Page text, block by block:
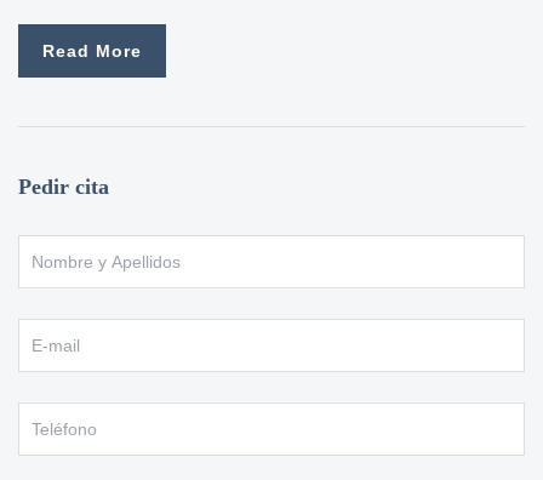
Read More
Pedir cita